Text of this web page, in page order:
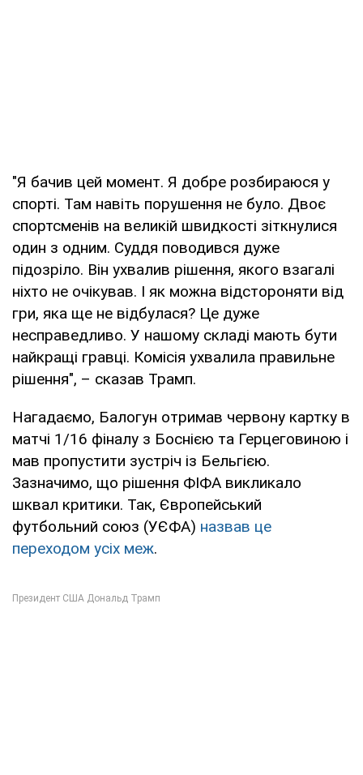
"Я бачив цей момент. Я добре розбираюся у
спорті. Там навіть порушення не було. Двоє
спортсменів на великій швидкості зіткнулися
один з одним. Суддя поводився дуже
підозріло. Він ухвалив рішення, якого взагалі
ніхто не очікував. І як можна відстороняти від
гри, яка ще не відбулася? Це дуже
несправедливо. У нашому складі мають бути
найкращі гравці. Комісія ухвалила правильне
рішення", – сказав Трамп.
Нагадаємо, Балогун отримав червону картку в
матчі 1/16 фіналу з Боснією та Герцеговиною і
мав пропустити зустріч із Бельгією.
Зазначимо, що рішення ФІФА викликало
шквал критики. Так, Європейський
футбольний союз (УЄФА) назвав це
переходом усіх меж.